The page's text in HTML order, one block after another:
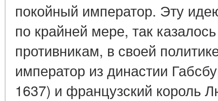
покойный император. Эту
по крайней мере, так
противникам, в своей
император из династии
1637) и французский король